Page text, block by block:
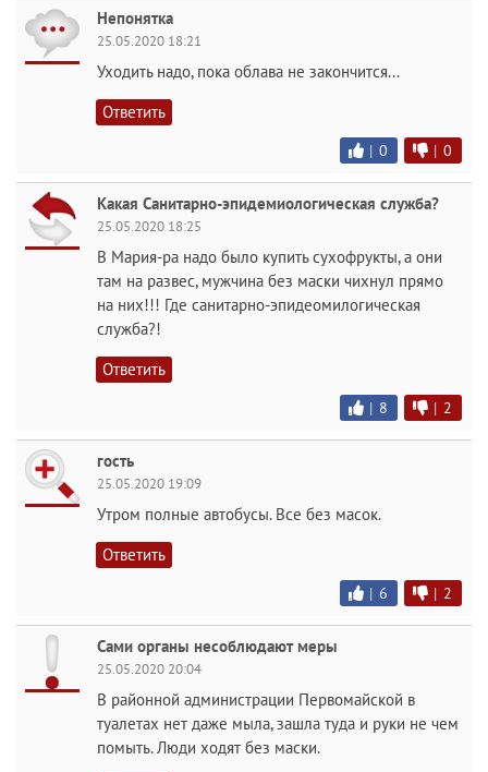
Непонятка
25.05.2020 18:21
Уходить надо, пока облава не закончится...
Ответить
| 0 | 0
Какая Санитарно-эпидемиологическая служба?
25.05.2020 18:25
В Мария-ра надо было купить сухофрукты, а они
там на развес, мужчина без маски чихнул прямо
на них!!! Где санитарно-эпидеомилогическая
служба?!
Ответить
| 8 | 2
гость
25.05.2020 19:09
Утром полные автобусы. Все без масок.
Ответить
| 6 | 2
Сами органы несоблюдают меры
25.05.2020 20:04
В районной администрации Первомайской в
туалетах нет даже мыла, зашла туда и руки не чем
помыть. Люди ходят без маски.